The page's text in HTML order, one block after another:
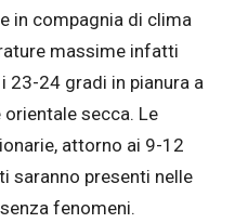
in compagnia di clima
massime infatti
23-24 gradi in pianura a
secca. Le
attorno ai 9-12
saranno presenti nelle
fenomeni.